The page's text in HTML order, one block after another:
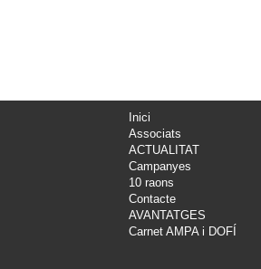
Inici
Associats
ACTUALITAT
Campanyes
10 raons
Contacte
AVANTATGES
Carnet AMPA i DOFÍ